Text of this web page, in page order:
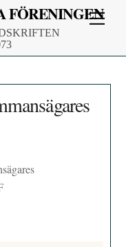
FÖRENINGEN